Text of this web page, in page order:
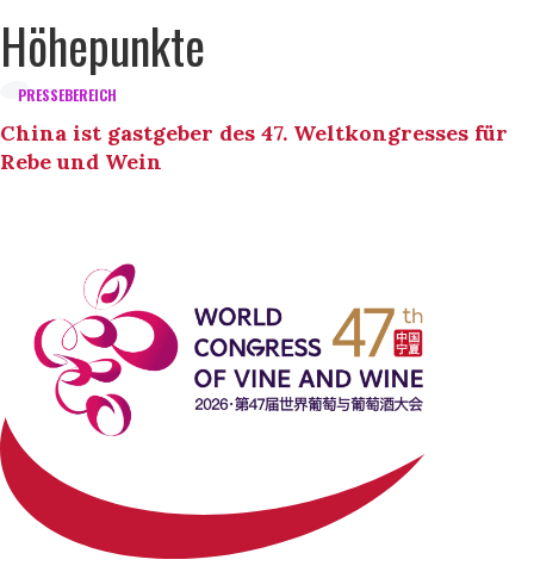
Höhepunkte
PRESSEBEREICH
China ist gastgeber des 47. Weltkongresses für
Rebe und Wein